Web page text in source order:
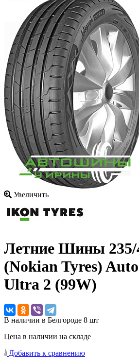
Увеличить
Летние Шины
(Nokian Tyres)
Ultra 2 (99W)
В наличии в Белгороде 8 шт
Цена в наличии на складе
Добавить к сравнению